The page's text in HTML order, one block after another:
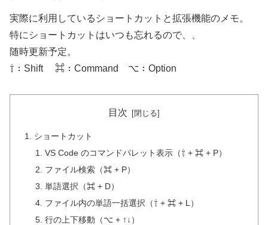
実際に利用しているショートカットと拡張機能のメモ。
特にショートカットはいつも忘れるので、、
随時更新予定。
⇧：Shift ⌘：Command ⌥：Option
目次
ショートカット
VS Code のコマンドパレット表示（⇧ + ⌘ + P）
ファイル検索（⌘ + P）
単語選択（⌘ + D）
ファイル内の単語一括選択（⇧ + ⌘ + L）
行の上下移動（⌥ + ↑↓）